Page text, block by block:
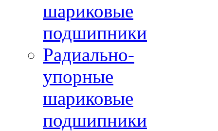
шариковые
подшипники
Радиально-
упорные
шариковые
подшипники